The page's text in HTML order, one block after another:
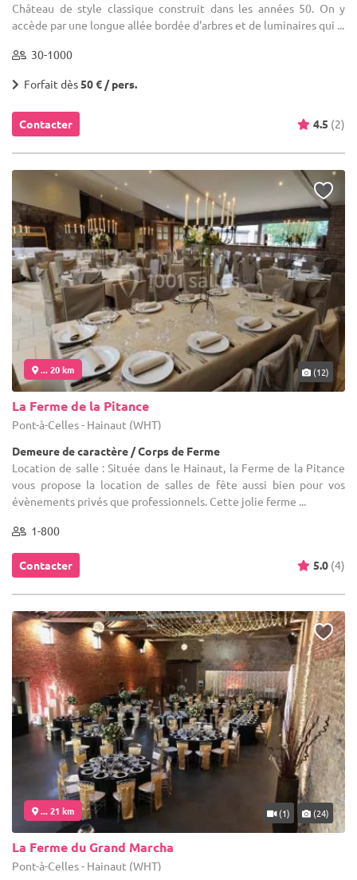
Château de style classique construit dans les années 50. On y
accède par une longue allée bordée d'arbres et de luminaires qui ...
30-1000
Forfait dès50 € / pers.
Contacter 4.5 (2)
... 20 km (12)
La Ferme de la Pitance
Pont-à-Celles - Hainaut (WHT)
Demeure de caractère / Corps de Ferme
Location de salle : Située dans le Hainaut, la Ferme de la Pitance
vous propose la location de salles de fête aussi bien pour vos
évènements privés que professionnels. Cette jolie ferme ...
1-800
Contacter 5.0 (4)
... 21 km (1) (24)
La Ferme du Grand Marcha
Pont-à-Celles - Hainaut (WHT)